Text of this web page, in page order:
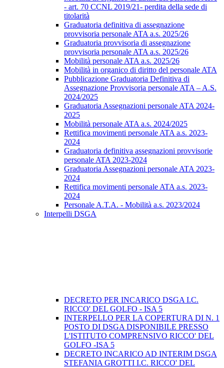
- art. 70 CCNL 2019/21- perdita della sede di
titolarità
Graduatoria definitiva di assegnazione
provvisoria personale ATA a.s. 2025/26
Graduatoria provvisoria di assegnazione
provvisoria personale ATA a.s. 2025/26
Mobilità personale ATA a.s. 2025/26
Mobilità in organico di diritto del personale ATA
Pubblicazione Graduatoria Definitiva di
Assegnazione Provvisoria personale ATA – A.S.
2024/2025
Graduatoria Assegnazioni personale ATA 2024-
2025
Mobilità personale ATA a.s. 2024/2025
Rettifica movimenti personale ATA a.s. 2023-
2024
Graduatoria definitiva assegnazioni provvisorie
personale ATA 2023-2024
Graduatoria Assegnazioni personale ATA 2023-
2024
Rettifica movimenti personale ATA a.s. 2023-
2024
Personale A.T.A. - Mobilità a.s. 2023/2024
Interpelli DSGA
DECRETO PER INCARICO DSGA I.C.
RICCO' DEL GOLFO - ISA 5
INTERPELLO PER LA COPERTURA DI N. 1
POSTO DI DSGA DISPONIBILE PRESSO
L'ISTITUTO COMPRENSIVO RICCO' DEL
GOLFO -ISA 5
DECRETO INCARICO AD INTERIM DSGA
STEFANIA GROTTI I.C. RICCO' DEL